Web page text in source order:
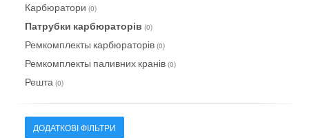
Карбюратори (0)
Патрубки карбюраторів (0)
Ремкомплекты карбюраторів (0)
Ремкомплекты паливних кранів (0)
Решта (0)
ДОДАТКОВІ ФІЛЬТРИ